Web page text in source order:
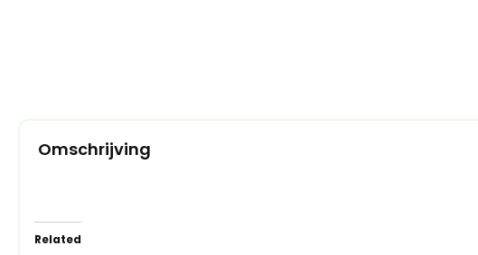
Omschrijving
Related